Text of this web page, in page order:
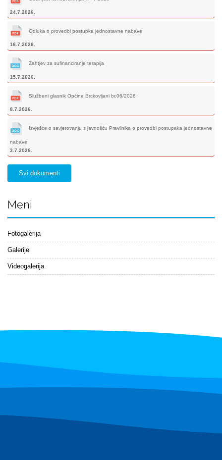
24.7.2026.
Odluka o provedbi postupka jednostavne nabave
16.7.2026.
Zahtjev za sufinanciranje terapija
15.7.2026.
Službeni glasnik Općine Brckovljani br.06/2026
8.7.2026.
Izvješće o savjetovanju s javnošću Pravilnika o provedbi postupaka jednostavne
nabave
3.7.2026.
Svi dokumenti
Meni
Fotogalerija
Galerije
Videogalerija